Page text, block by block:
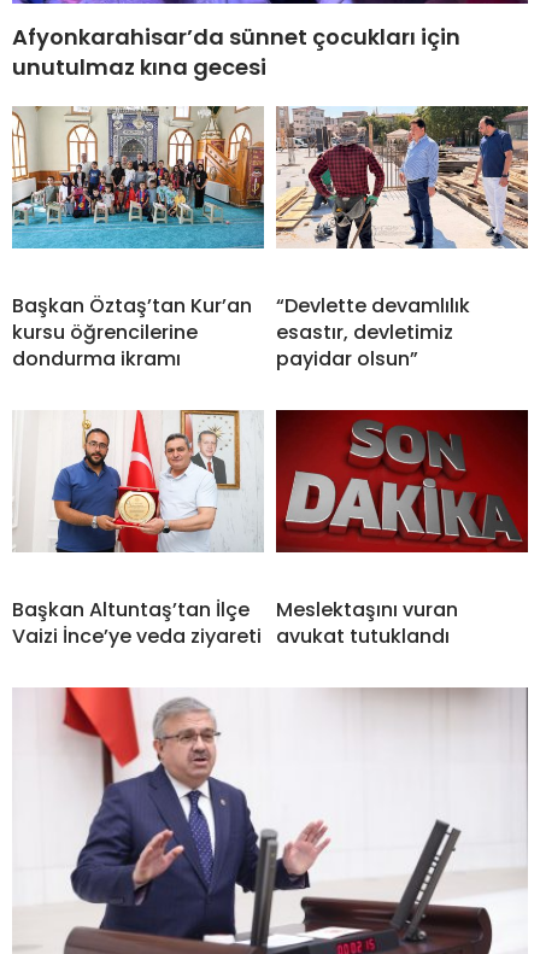
Afyonkarahisar’da sünnet çocukları için
unutulmaz kına gecesi
Başkan Öztaş’tan Kur’an
kursu öğrencilerine
dondurma ikramı
“Devlette devamlılık
esastır, devletimiz
payidar olsun”
Başkan Altuntaş’tan İlçe
Vaizi İnce’ye veda ziyareti
Meslektaşını vuran
avukat tutuklandı